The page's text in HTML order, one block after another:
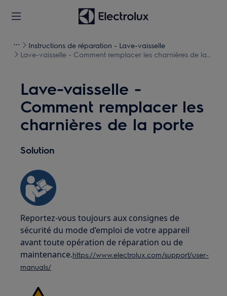
Instructions de réparation - Lave-vaisselle
Lave-vaisselle - Comment remplacer les charnières de la
Lave-vaisselle -
Comment remplacer les
charnières de la porte
Solution
Reportez-vous toujours aux consignes de
sécurité du mode d’emploi de votre appareil
avant toute opération de réparation ou de
maintenance.https://www.electrolux.com/support/user-
manuals/